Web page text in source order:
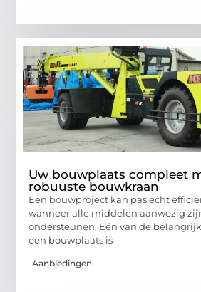
Uw bouwplaats compleet
robuuste bouwkraan
Een bouwproject kan pas echt
wanneer alle middelen aanwezig
ondersteunen. Eén van de
een bouwplaats is
Aanbiedingen